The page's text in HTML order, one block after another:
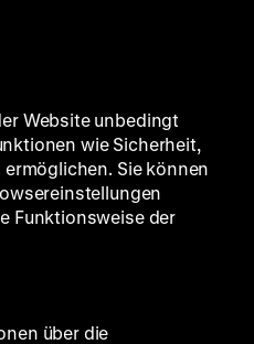
Website unbedingt
wie Sicherheit,
Sie können
Funktionsweise der
über die